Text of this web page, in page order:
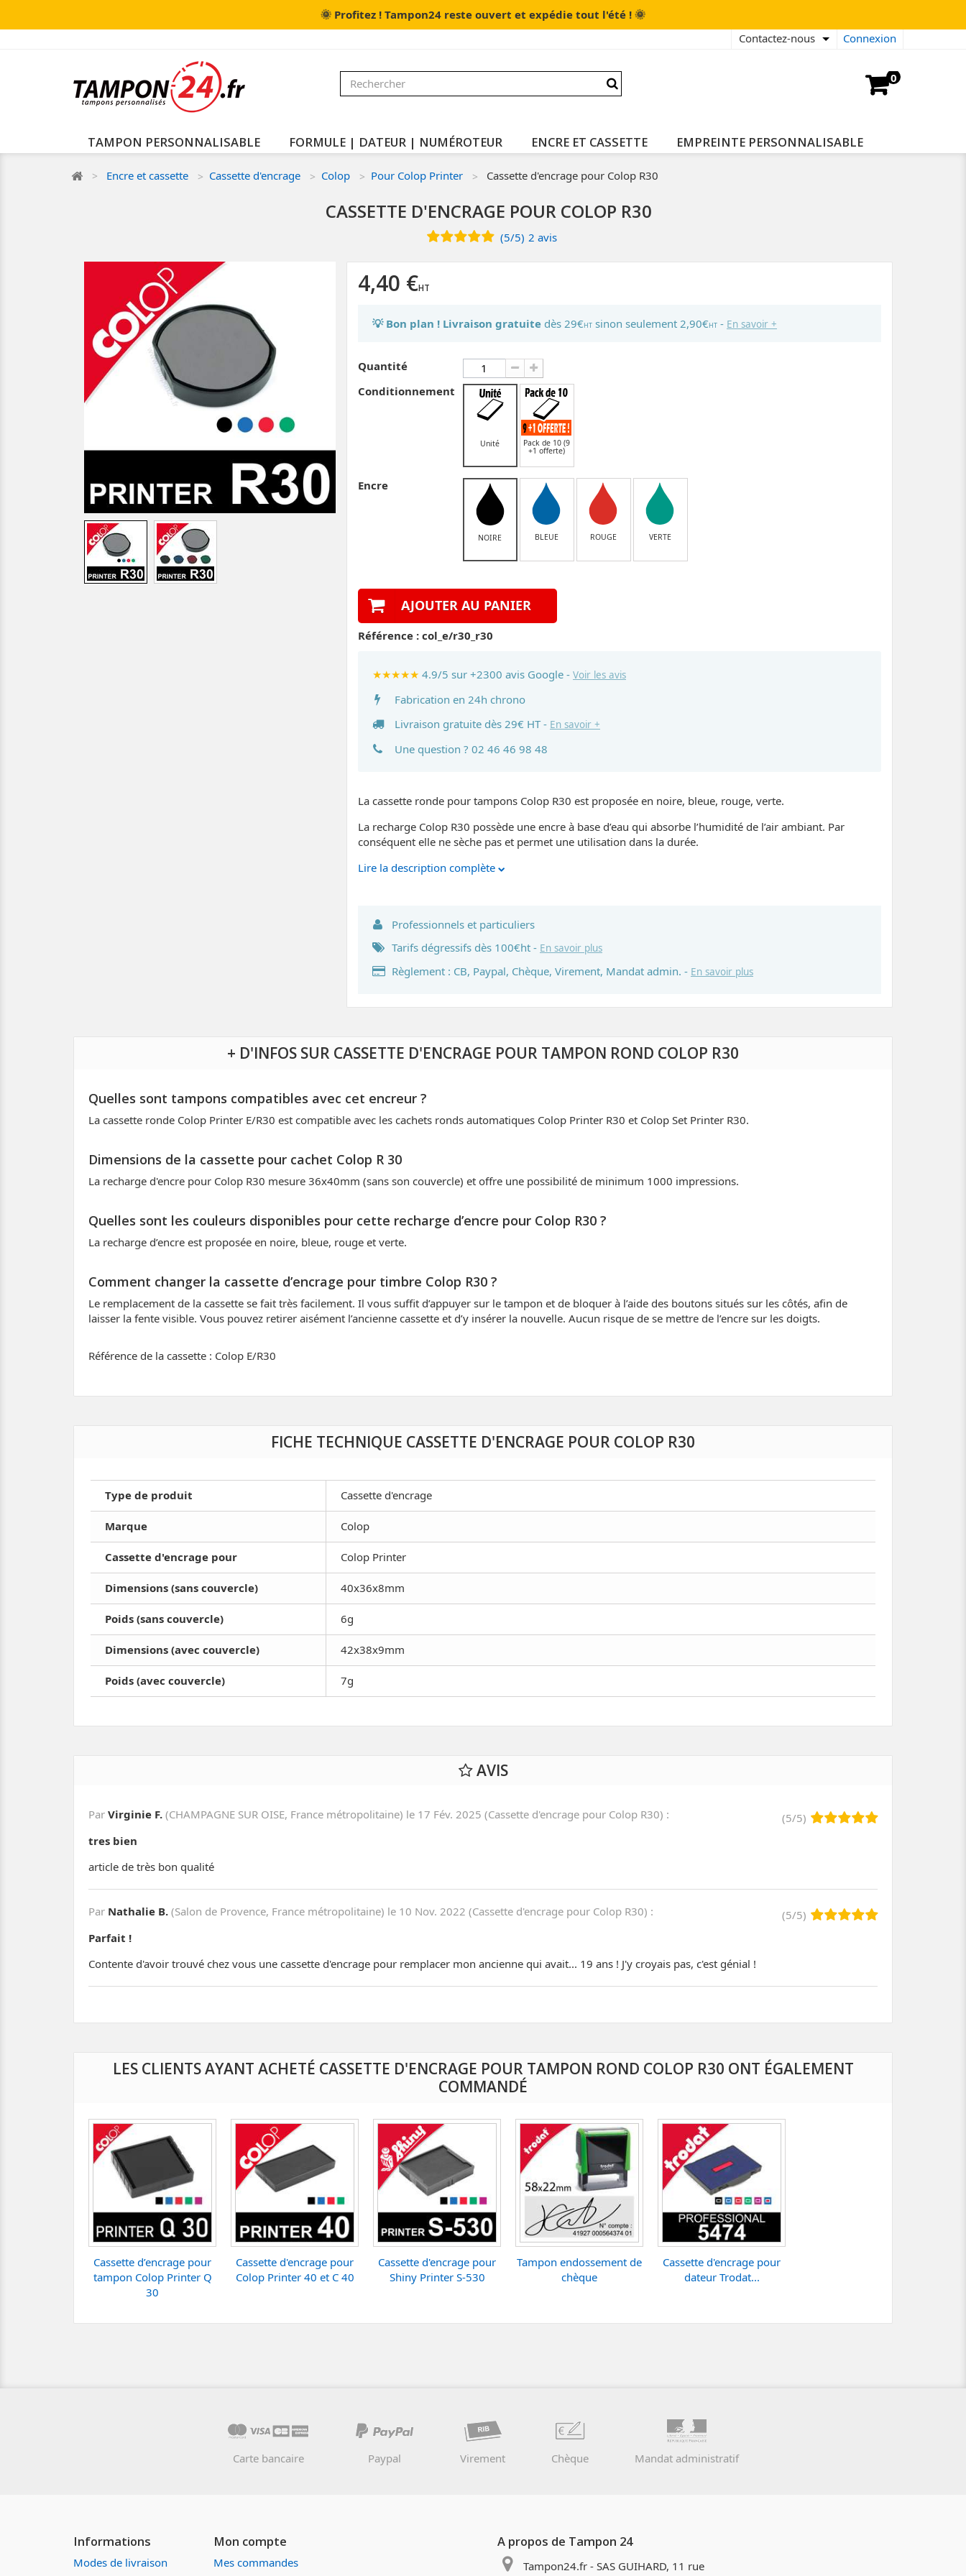
🌞 Profitez ! Tampon24 reste ouvert et expédie tout l'été ! 🌞
Connexion
Contactez-nous
0
TAMPON PERSONNALISABLE FORMULE | DATEUR | NUMÉROTEUR ENCRE ET CASSETTE EMPREINTE PERSONNALISABLE
Encre et cassette Cassette d'encrage Colop Pour Colop Printer Cassette d'encrage pour Colop R30
CASSETTE D'ENCRAGE POUR COLOP R30
(5/5) 2 avis
4,40 €
💡 Bon plan ! Livraison gratuitedès 29€HTsinon seulement 2,90€HT- En savoir +
Quantité
Conditionnement
Unité Pack de 10 (9
+1 offerte)
Encre
NOIRE BLEUE ROUGE VERTE
AJOUTER AU PANIER
Référence : col_e/r30_r30
★★★★★ 4.9/5 sur +2300 avis Google - Voir les avis
Fabrication en 24h chrono
Livraison gratuite dès 29€ HT - En savoir +
Une question ? 02 46 46 98 48
La cassette ronde pour tampons Colop R30 est proposée en noire, bleue, rouge, verte.
La recharge Colop R30 possède une encre à base d’eau qui absorbe l’humidité de l’air ambiant. Par
conséquent elle ne sèche pas et permet une utilisation dans la durée.
Lire la description complète
Professionnels et particuliers
Tarifs dégressifs dès 100€ht - En savoir plus
Règlement : CB, Paypal, Chèque, Virement, Mandat admin. - En savoir plus
+ D'INFOS SUR CASSETTE D'ENCRAGE POUR TAMPON ROND COLOP R30
Quelles sont tampons compatibles avec cet encreur ?
La cassette ronde Colop Printer E/R30 est compatible avec les cachets ronds automatiques Colop Printer R30 et Colop Set Printer R30.
Dimensions de la cassette pour cachet Colop R 30
La recharge d'encre pour Colop R30 mesure 36x40mm (sans son couvercle) et offre une possibilité de minimum 1000 impressions.
Quelles sont les couleurs disponibles pour cette recharge d’encre pour Colop R30 ?
La recharge d’encre est proposée en noire, bleue, rouge et verte.
Comment changer la cassette d’encrage pour timbre Colop R30 ?
Le remplacement de la cassette se fait très facilement. Il vous suffit d’appuyer sur le tampon et de bloquer à l’aide des boutons situés sur les côtés, afin de
laisser la fente visible. Vous pouvez retirer aisément l’ancienne cassette et d’y insérer la nouvelle. Aucun risque de se mettre de l’encre sur les doigts.
Référence de la cassette : Colop E/R30
FICHE TECHNIQUE CASSETTE D'ENCRAGE POUR COLOP R30
Type de produit Cassette d'encrage
Marque Colop
Cassette d'encrage pour Colop Printer
Dimensions (sans couvercle) 40x36x8mm
Poids (sans couvercle) 6g
Dimensions (avec couvercle) 42x38x9mm
Poids (avec couvercle) 7g
AVIS
Par Virginie F. (CHAMPAGNE SUR OISE, France métropolitaine) le 17 Fév. 2025 (Cassette d'encrage pour Colop R30) : (5/5)
tres bien
article de très bon qualité
Par Nathalie B. (Salon de Provence, France métropolitaine) le 10 Nov. 2022 (Cassette d'encrage pour Colop R30) : (5/5)
Parfait !
Contente d'avoir trouvé chez vous une cassette d'encrage pour remplacer mon ancienne qui avait... 19 ans ! J'y croyais pas, c'est génial !
LES CLIENTS AYANT ACHETÉ CASSETTE D'ENCRAGE POUR TAMPON ROND COLOP R30 ONT ÉGALEMENT
COMMANDÉ
Cassette d’encrage pour
tampon Colop Printer Q
30
Cassette d'encrage pour
Colop Printer 40 et C 40
Cassette d'encrage pour
Shiny Printer S-530
Tampon endossement de
chèque
Cassette d'encrage pour
dateur Trodat...
Carte bancaire Paypal Virement Chèque Mandat administratif
Informations
Modes de livraison
Mon compte
Mes commandes
A propos de Tampon 24
Tampon24.fr - SAS GUIHARD, 11 rue